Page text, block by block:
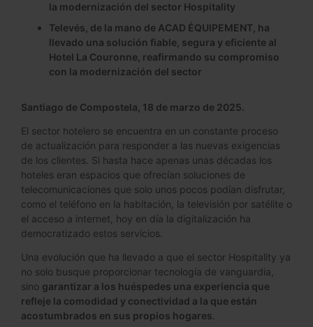
la modernización del sector Hospitality
Televés, de la mano de ACAD ÉQUIPEMENT, ha
llevado una solución fiable, segura y eficiente al
Hotel La Couronne, reafirmando su compromiso
con la modernización del sector
Santiago de Compostela, 18 de marzo de 2025.
El sector hotelero se encuentra en un constante proceso
de actualización para responder a las nuevas exigencias
de los clientes. Si hasta hace apenas unas décadas los
hoteles eran espacios que ofrecían soluciones de
telecomunicaciones que solo unos pocos podían disfrutar,
como el teléfono en la habitación, la televisión por satélite o
el acceso a internet, hoy en día la digitalización ha
democratizado estos servicios.
Una evolución que ha llevado a que el sector Hospitality ya
no solo busque proporcionar tecnología de vanguardia,
sino garantizar a los huéspedes una experiencia que
refleje la comodidad y conectividad a la que están
acostumbrados en sus propios hogares